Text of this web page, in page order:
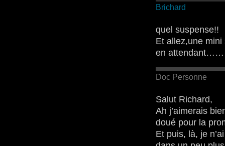
Brichard
quel suspense!!
Et allez,une mini
en
Doc Personne
Salut Richard,
Ah j’aimerais
doué pour la
Et puis, là, je